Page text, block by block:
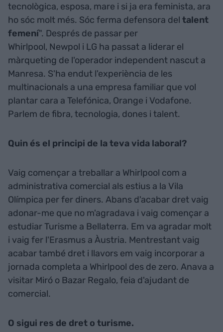
tecnològica, esposa, mare i si ja era feminista, ara
ho sóc molt més. Sóc ferma defensora del talent
femení". Després de passar per
Whirlpool, Newpol i LG ha passat a liderar el
màrqueting de l'operador independent nascut a
Manresa. S'ha endut l'experiència de les
multinacionals a una empresa familiar que vol
plantar cara a Telefónica, Orange i Vodafone.
Parlem de fibra, tecnologia, dones i talent.
Quin és el principi de la teva vida laboral?
Vaig començar a treballar a Whirlpool com a
administrativa comercial als estius a la Vila
Olímpica per fer diners. Abans d'acabar dret vaig
adonar-me que no m'agradava i vaig començar a
estudiar Turisme a Bellaterra. Em va agradar molt
i vaig fer l'Erasmus a Àustria. Mentrestant vaig
acabar també dret i llavors em vaig incorporar a
jornada completa a Whirlpool des de zero. Anava a
visitar Miró o Bazar Regalo, feia d'ajudant de
comercial.
O sigui res de dret o turisme.